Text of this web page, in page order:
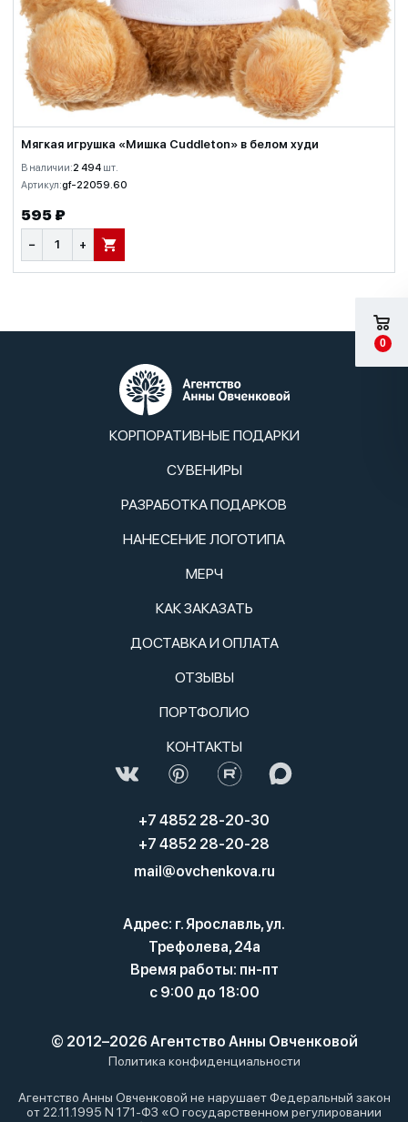
Мягкая игрушка «Мишка Cuddleton» в белом худи
В наличии:2 494 шт.
Артикул:gf-22059.60
595 ₽
− + В КОРЗИНУ
КОРПОРАТИВНЫЕ ПОДАРКИ
СУВЕНИРЫ
РАЗРАБОТКА ПОДАРКОВ
НАНЕСЕНИЕ ЛОГОТИПА
МЕРЧ
КАК ЗАКАЗАТЬ
ДОСТАВКА И ОПЛАТА
ОТЗЫВЫ
ПОРТФОЛИО
КОНТАКТЫ
+7 4852 28-20-30
+7 4852 28-20-28
mail@ovchenkova.ru
Адрес: г. Ярославль, ул.
Трефолева, 24а
Время работы: пн-пт
с 9:00 до 18:00
Политика конфиденциальности
© 2012–2026 Агентство Анны Овченковой
Агентство Анны Овченковой не нарушает Федеральный закон
от 22.11.1995 N 171-ФЗ «О государственном регулировании
0